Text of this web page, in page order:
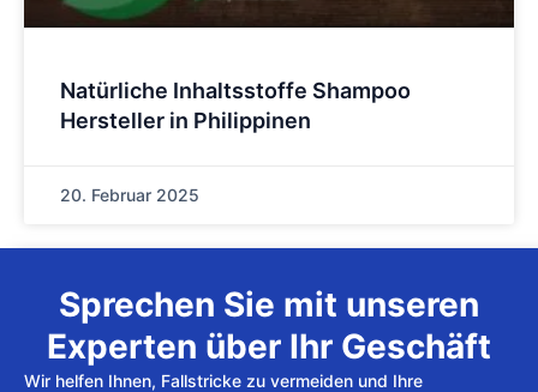
Natürliche Inhaltsstoffe Shampoo
Hersteller in Philippinen
20. Februar 2025
Sprechen Sie mit unseren
Experten über Ihr Geschäft
Wir helfen Ihnen, Fallstricke zu vermeiden und Ihre